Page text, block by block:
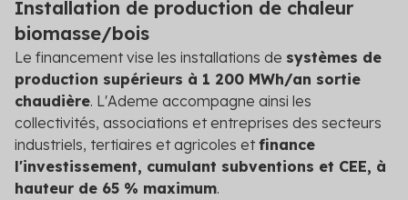
Installation de production de chaleur
biomasse/bois
Le financement vise les installations de systèmes de
production supérieurs à 1 200 MWh/an sortie
chaudière. L'Ademe accompagne ainsi les
collectivités, associations et entreprises des secteurs
industriels, tertiaires et agricoles et finance
l'investissement, cumulant subventions et CEE, à
hauteur de 65 % maximum.